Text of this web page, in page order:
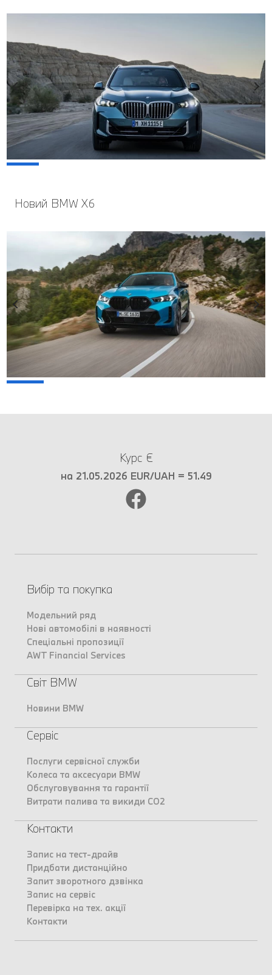
Новий BMW X6
Курс €
на 21.05.2026 EUR/UAH = 51.49
Вибір та покупка
Модельний ряд
Нові автомобілі в наявності
Спеціальні пропозиції
AWT Financial Services
Світ BMW
Новини BMW
Сервіс
Послуги сервісної служби
Колеса та аксесуари BMW
Обслуговування та гарантії
Витрати палива та викиди CO2
Контакти
Запис на тест-драйв
Придбати дистанційно
Запит зворотного дзвінка
Запис на сервіс
Перевірка на тех. акції
Контакти